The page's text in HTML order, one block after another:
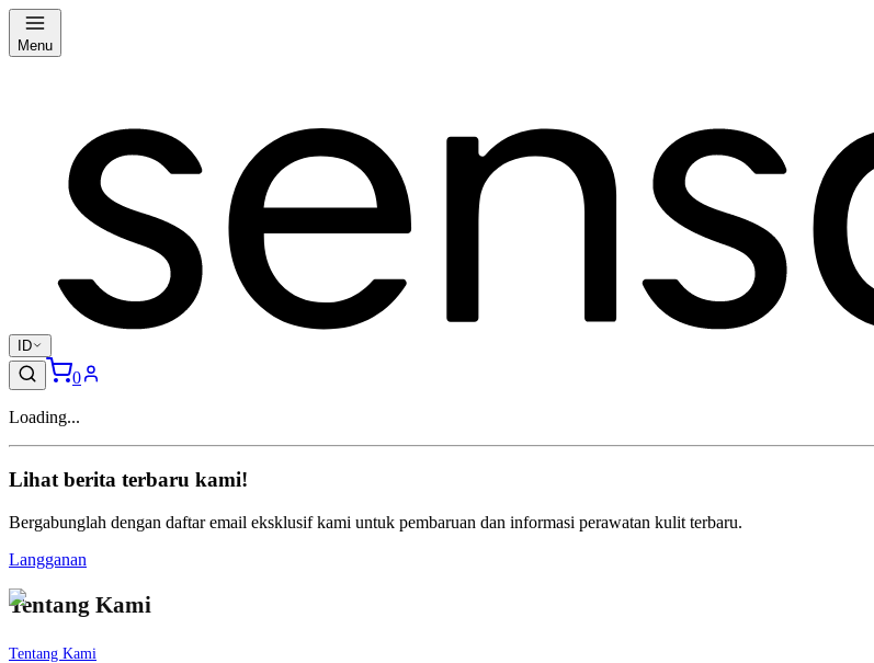
Menu
ID
0
Loading...
Lihat berita terbaru kami!
Bergabunglah dengan daftar email eksklusif kami untuk pembaruan dan informasi perawatan kulit terbaru.
Langganan
Tentang Kami
Tentang Kami